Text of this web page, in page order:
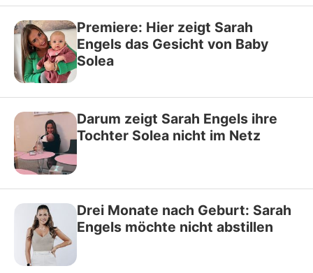
Premiere: Hier zeigt Sarah
Engels das Gesicht von Baby
Solea
Darum zeigt Sarah Engels ihre
Tochter Solea nicht im Netz
Drei Monate nach Geburt: Sarah
Engels möchte nicht abstillen